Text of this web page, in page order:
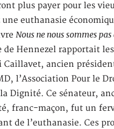
plus payer pour les
une euthanasie
Nous ne nous sommes
de Hennezel rapportait
Caillavet, ancien
l’Association Pour le
Dignité. Ce sénateur,
franc-maçon, fut un
de l’euthanasie. Ces